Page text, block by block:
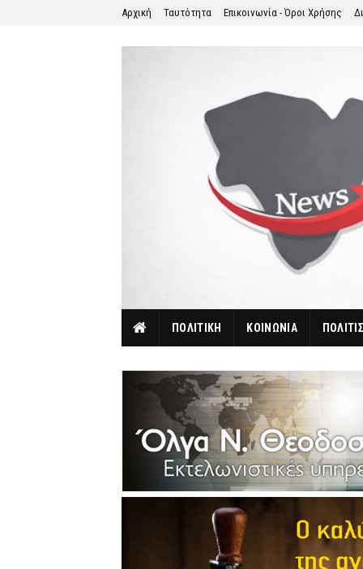
Αρχική Ταυτότητα Επικοινωνία - Όροι Χρήσης
ΠΟΛΙΤΙΚΗ ΚΟΙΝΩΝΙΑ